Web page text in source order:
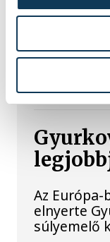
Betlehem
nyíltvízi
Az
elnyerte
súlyemelő